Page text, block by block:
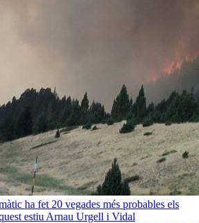
ha fet 20 vegades més probables els
estiu Arnau Urgell i Vidal